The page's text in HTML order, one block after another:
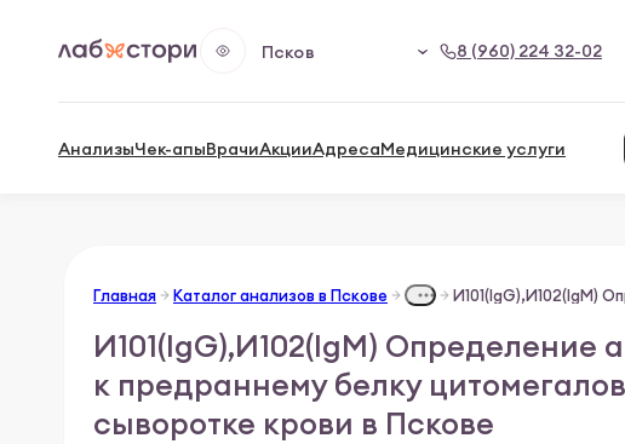
Псков 8 (960) 224 32-02
АнализыЧек-апыВрачиАкцииАдресаМедицинские услуги
Главная Каталог анализов в Пскове
И101(IgG),И102(IgM) Определение
к предраннему белку
сыворотке крови в Пскове